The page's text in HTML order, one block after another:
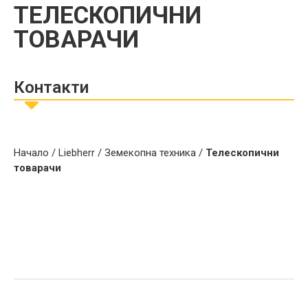
ТЕЛЕСКОПИЧНИ
ТОВАРАЧИ
Контакти
Начало / Liebherr / Земекопна техника / Телескопични
товарачи